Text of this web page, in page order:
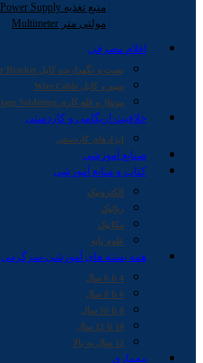
منبع تغذیه Power Supply
مولتی متر Multimeter
اقلام مصرفی
بست و نگهدارنده کابل Cable Holder Bracket
سیم و کابل Wire Cable
مونتاژ و قلع کاری Montage Soldering
خلاقیت اریگامی و کاردستی
ابزارهای کاردستی
صنایع آموزشی
کتاب و منابع آموزشی
الکترونیک
رباتیک
مکانیک
علوم پایه
همه بسته های آموزشی-سرگرمی
4 تا 6 سال
6 تا 8 سال
8 تا 10 سال
10 تا 12 سال
12 سال به بالا
معماری